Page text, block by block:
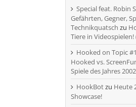
Special feat. Robin
Gefährten, Gegner,
Technikquatsch zu
Tiere in
Hooked on Topic
Hooked vs.
Spiele des Jahres
HookBotzu Heute
Showcase!